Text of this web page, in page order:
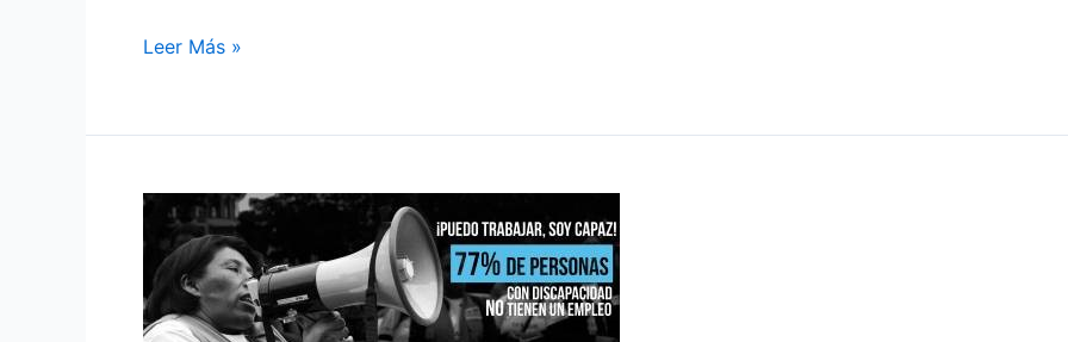
Leer Más »
A
pesar
de
estar
en